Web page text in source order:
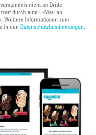
nicht an Dritte
durch eine E-Mail an
Weitere Informationen zum
in den Datenschutzbestimmungen.